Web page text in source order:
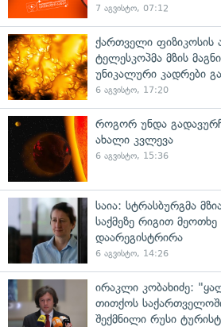
7 აგვისტო, 07:12
ქართველი ფიზიკოსის
ტელესკოპმა მზის
უნიკალური კადრები
6 აგვისტო, 17:20
როგორ უნდა
ახალი კვლევა
6 აგვისტო, 15:36
საია: სტრასბურგმა
საქმეზე რიგით მეოთხე
დაარეგისტრირა
6 აგვისტო, 14:26
ირაკლი კობახიძე:
თითქოს
შექმნილი რუსი